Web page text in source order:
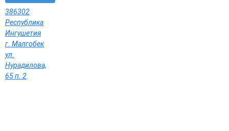
386302
Республика
Ингушетия
г. Малгобек
ул.
Нурадилова,
65 п. 2